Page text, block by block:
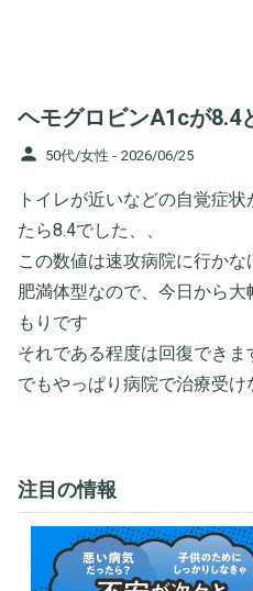
ヘモグロビンA1cが8.4
person 50代/女性 - 2026/06/25
トイレが近いなどの自覚症
たら8.4でした、、
この数値は速攻病院に行かな
肥満体型なので、今日から
もりです
それである程度は回復できま
でもやっぱり病院で治療受け
注目の情報